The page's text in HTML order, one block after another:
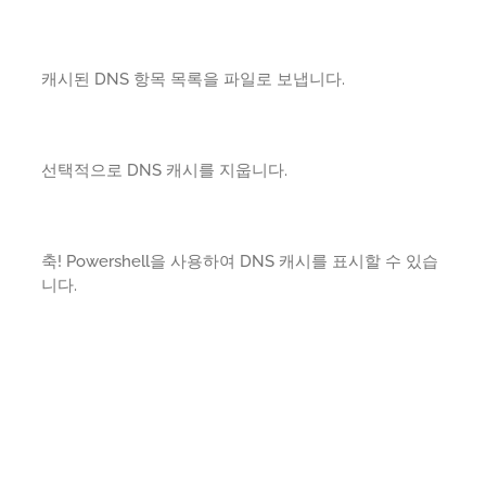
캐시된 DNS 항목 목록을 파일로 보냅니다.
선택적으로 DNS 캐시를 지웁니다.
축! Powershell을 사용하여 DNS 캐시를 표시할 수 있습
니다.